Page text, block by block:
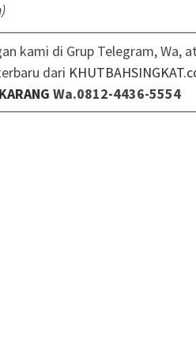
kami di Grup Telegram, Wa,
dari
Wa.0812-4436-5554